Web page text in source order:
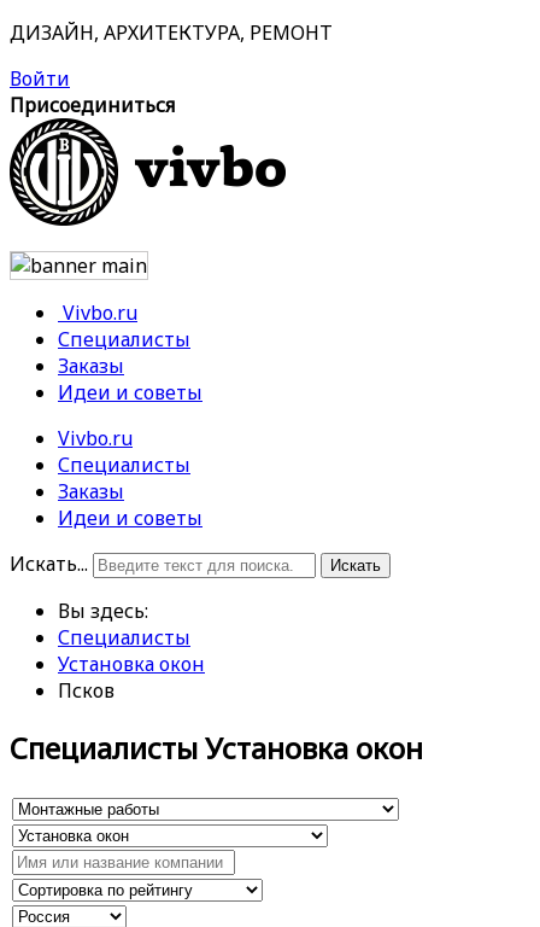
ДИЗАЙН, АРХИТЕКТУРА, РЕМОНТ
Войти
Присоединиться
Vivbo.ru
Специалисты
Заказы
Идеи и советы
Vivbo.ru
Специалисты
Заказы
Идеи и советы
Искать...
Искать
Вы здесь:
Специалисты
Установка окон
Псков
Специалисты Установка окон